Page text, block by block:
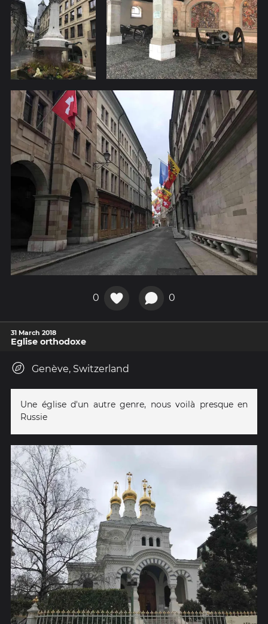
0 0
31 March 2018
Eglise orthodoxe
Genève, Switzerland
Une église d'un autre genre, nous voilà presque en
Russie